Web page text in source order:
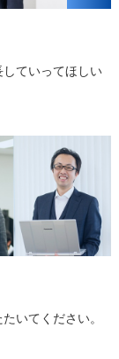
ていってほしい
いてください。